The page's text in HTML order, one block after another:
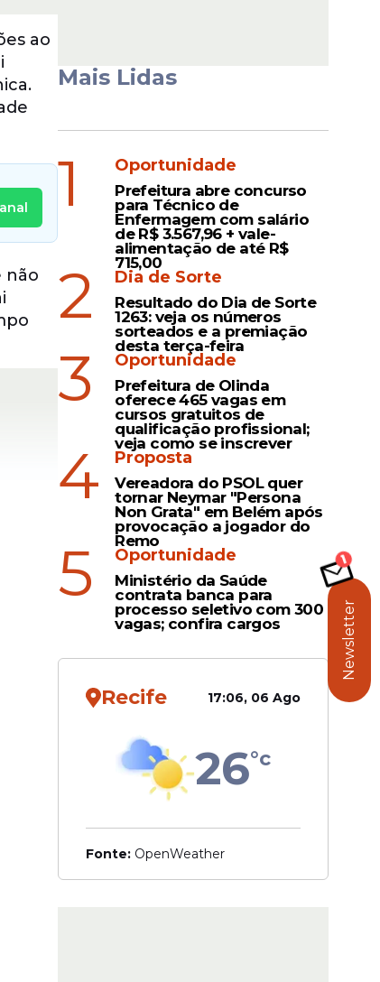
ao
não
Mais Lidas
1 Oportunidade
Prefeitura abre concurso
para Técnico de
Enfermagem com salário
de R$ 3.567,96 + vale-
alimentação de até R$
715,00
2 Dia de Sorte
Resultado do Dia de Sorte
1263: veja os números
sorteados e a premiação
desta terça-feira
3 Oportunidade
Prefeitura de Olinda
oferece 465 vagas em
cursos gratuitos de
qualificação profissional;
veja como se inscrever
4 Proposta
Vereadora do PSOL quer
tornar Neymar "Persona
Non Grata" em Belém após
provocação a jogador do
Remo
5 Oportunidade
Ministério da Saúde
contrata banca para
processo seletivo com 300
vagas; confira cargos
Recife 17:06, 06 Ago
26°c
Fonte: OpenWeather
Newsletter